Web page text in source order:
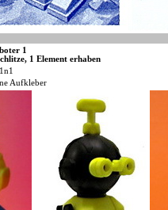
1
1 Element erhaben
Aufkleber